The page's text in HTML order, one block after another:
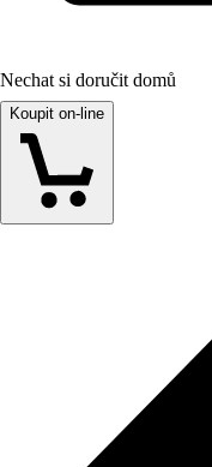
Nechat si doručit domů
Koupit on-line